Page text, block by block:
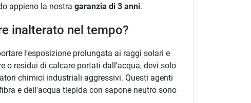
appieno la nostra garanzia di 3 anni.
inalterato nel tempo?
l'esposizione prolungata ai raggi solari e
o residui di calcare portati dall'acqua, devi solo
chimici industriali aggressivi. Questi agenti
e dell'acqua tiepida con sapone neutro sono